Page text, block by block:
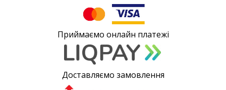
Приймаємо онлайн платежі
Доставляємо замовлення